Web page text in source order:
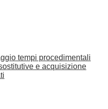
tempi procedimentali
e acquisizione